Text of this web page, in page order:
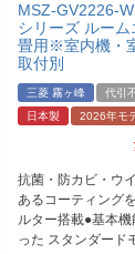
MSZ-GV2226-
シリーズ ルー
畳用※室内機・
取付別
三菱 霧ヶ峰 代引
日本製
2026年モ
抗菌・防カビ・ウ
あるコーティング
ルター搭載●基本
った スタンダード